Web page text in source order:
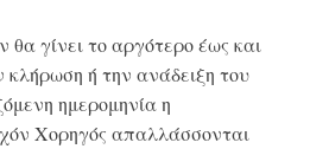
γίνει το αργότερο έως και
ή την ανάδειξη του
ημερομηνία η
Χορηγός απαλλάσσονται